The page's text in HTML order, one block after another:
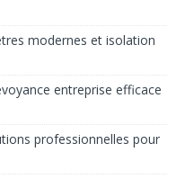
modernes et isolation
entreprise efficace
professionnelles pour